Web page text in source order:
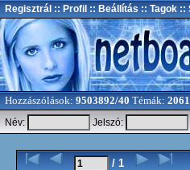
Regisztrál :: Profil :: Beállítás :: Tagok ::
Hozzászólások: 9503892/40 Témák:
Név:
Jelszó:
/ 1